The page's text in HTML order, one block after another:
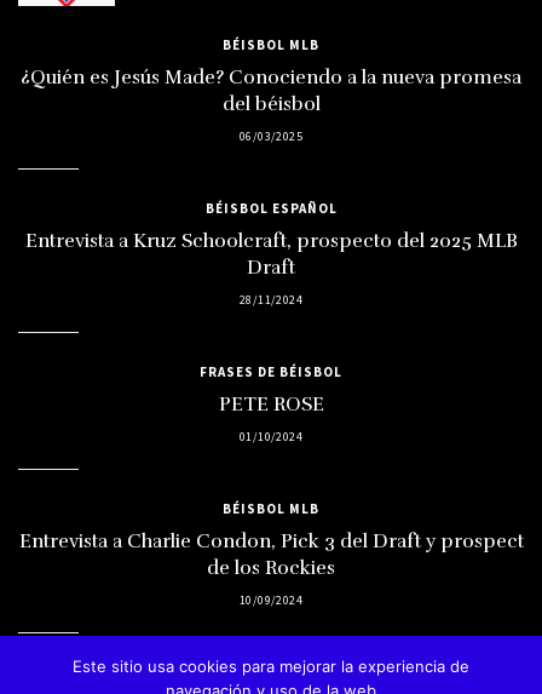
BÉISBOL MLB
¿Quién es Jesús Made? Conociendo a la nueva promesa
del béisbol
06/03/2025
BÉISBOL ESPAÑOL
Entrevista a Kruz Schoolcraft, prospecto del 2025 MLB
Draft
28/11/2024
FRASES DE BÉISBOL
PETE ROSE
01/10/2024
BÉISBOL MLB
Entrevista a Charlie Condon, Pick 3 del Draft y prospect
de los Rockies
10/09/2024
Este sitio usa cookies para mejorar la experiencia de